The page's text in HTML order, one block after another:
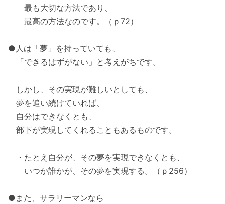
最も大切な方法であり、
最高の方法なのです。（ｐ72）
●人は「夢」を持っていても、
「できるはずがない」と考えがちです。
しかし、その実現が難しいとしても、
夢を追い続けていれば、
自分はできなくとも、
部下が実現してくれることもあるものです。
・たとえ自分が、その夢を実現できなくとも、
いつか誰かが、その夢を実現する。（ｐ256）
●また、サラリーマンなら